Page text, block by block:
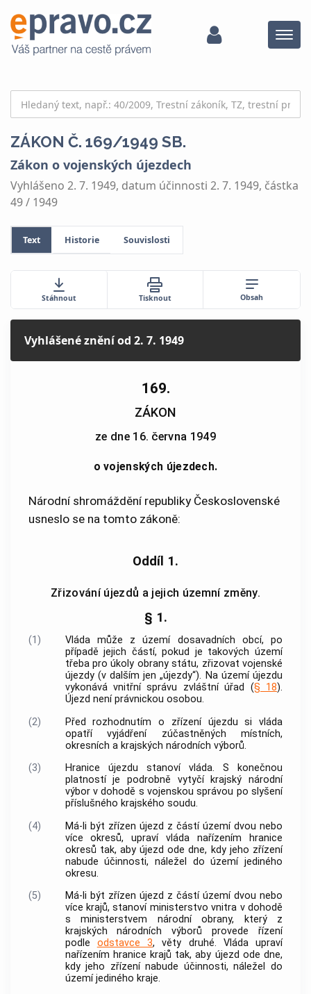
Menu
ZÁKON Č. 169/1949 SB.
Zákon o vojenských újezdech
Vyhlášeno 2. 7. 1949, datum účinnosti 2. 7. 1949, částka
49 / 1949
Text Historie Souvislosti
Stáhnout Tisknout Obsah
Vyhlášené zněníod 2. 7. 1949
169.
ZÁKON
ze dne 16. června 1949
o vojenských újezdech.
Národní shromáždění republiky Československé
usneslo se na tomto zákoně:
Oddíl 1.
Zřizování újezdů a jejich územní změny.
§ 1.
(1)
Vláda může z území dosavadních obcí, po
případě jejich částí, pokud je takových území
třeba pro úkoly obrany státu, zřizovat vojenské
újezdy (v dalším jen „újezdy“). Na území újezdu
vykonává vnitřní správu zvláštní úřad (§ 18).
Újezd není právnickou osobou.
(2)
Před rozhodnutím o zřízení újezdu si vláda
opatří vyjádření zúčastněných místních,
okresních a krajských národních výborů.
(3)
Hranice újezdu stanoví vláda. S konečnou
platností je podrobně vytyčí krajský národní
výbor v dohodě s vojenskou správou po slyšení
příslušného krajského soudu.
(4)
Má-li být zřízen újezd z částí území dvou nebo
více okresů, upraví vláda nařízením hranice
okresů tak, aby újezd ode dne, kdy jeho zřízení
nabude účinnosti, náležel do území jediného
okresu.
(5)
Má-li být zřízen újezd z částí území dvou nebo
více krajů, stanoví ministerstvo vnitra v dohodě
s ministerstvem národní obrany, který z
krajských národních výborů provede řízení
podle odstavce 3, věty druhé. Vláda upraví
nařízením hranice krajů tak, aby újezd ode dne,
kdy jeho zřízení nabude účinnosti, náležel do
území jediného kraje.